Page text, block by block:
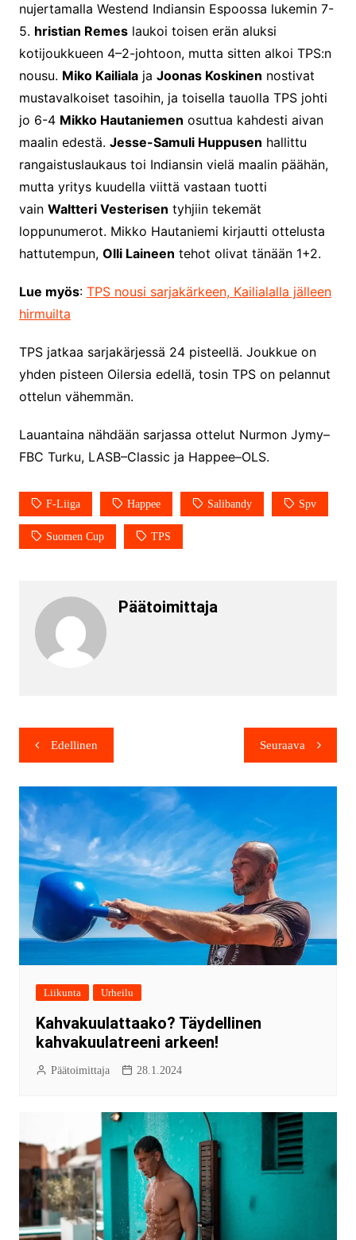
nujertamalla Westend Indiansin Espoossa lukemin 7-
5. hristian Remeslaukoi toisen erän aluksi
kotijoukkueen 4–2-johtoon, mutta sitten alkoi TPS:n
nousu. Miko Kailialaja Joonas Koskinen nostivat
mustavalkoiset tasoihin, ja toisella tauolla TPS johti
jo 6-4 Mikko Hautaniemen osuttua kahdesti aivan
maalin edestä. Jesse-Samuli Huppusen hallittu
rangaistuslaukaus toi Indiansin vielä maalin päähän,
mutta yritys kuudella viittä vastaan tuotti
vain Waltteri Vesterisen tyhjiin tekemät
loppunumerot. Mikko Hautaniemi kirjautti ottelusta
hattutempun, Olli Laineen tehot olivat tänään 1+2.
Lue myös: TPS nousi sarjakärkeen, Kailialalla jälleen
hirmuilta
TPS jatkaa sarjakärjessä 24 pisteellä. Joukkue on
yhden pisteen Oilersia edellä, tosin TPS on pelannut
ottelun vähemmän.
Lauantaina nähdään sarjassa ottelut Nurmon Jymy–
FBC Turku, LASB–Classic ja Happee–OLS.
F-Liiga Happee Salibandy Spv
Suomen Cup TPS
Päätoimittaja
Edellinen Seuraava
Liikunta Urheilu
Kahvakuulattaako? Täydellinen
kahvakuulatreeni arkeen!
Päätoimittaja 28.1.2024